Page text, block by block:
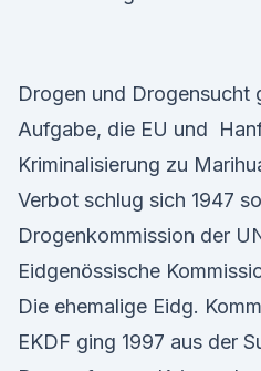
Drogen und Drogensucht
Aufgabe, die EU und
Kriminalisierung zu
Verbot schlug sich 1947
Drogenkommission der
Eidgenössische
Die ehemalige Eidg.
EKDF ging 1997 aus der